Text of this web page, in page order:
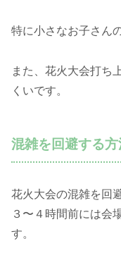
特に小さなお子さん
また、花火大会打ち
くいです。
混雑を回避する方
花火大会の混雑を回
３〜４時間前には会
す。